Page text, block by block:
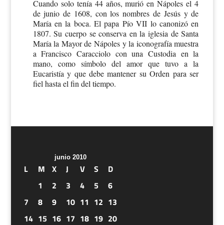
Cuando solo tenía 44 años, murió en Nápoles el 4
de junio de 1608, con los nombres de Jesús y de
María en la boca. El papa Pío VII lo canonizó en
1807. Su cuerpo se conserva en la iglesia de Santa
María la Mayor de Nápoles y la iconografía muestra
a Francisco Caracciolo con una Custodia en la
mano, como símbolo del amor que tuvo a la
Eucaristía y que debe mantener su Orden para ser
fiel hasta el fin del tiempo.
junio 2010
L M X J V S
D
1
2 3 4 5
6
7
8 9 10 11 12 13
14 15 16 17 18 19 20